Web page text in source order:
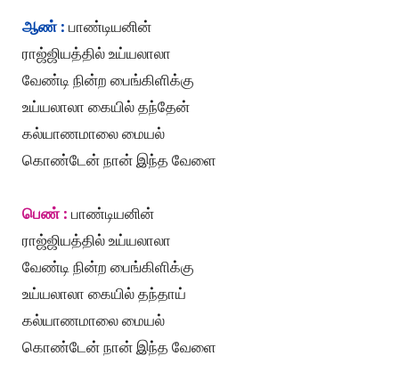
ஆண் : பாண்டியனின்
ராஜ்ஜியத்தில் உய்யலாலா
வேண்டி நின்ற பைங்கிளிக்கு
உய்யலாலா கையில் தந்தேன்
கல்யாணமாலை மையல்
கொண்டேன் நான் இந்த வேளை
பெண் : பாண்டியனின்
ராஜ்ஜியத்தில் உய்யலாலா
வேண்டி நின்ற பைங்கிளிக்கு
உய்யலாலா கையில் தந்தாய்
கல்யாணமாலை மையல்
கொண்டேன் நான் இந்த வேளை